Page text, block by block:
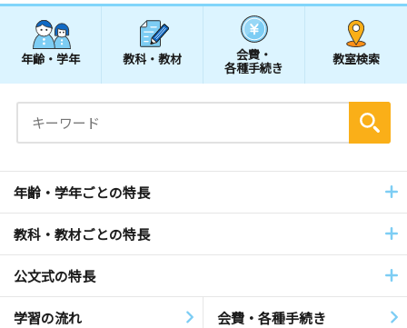
年齢・学年 教科・教材 会費・
各種手続き
教室検索
年齢・学年ごとの特長
教科・教材ごとの特長
公文式の特長
学習の流れ 会費・各種手続き